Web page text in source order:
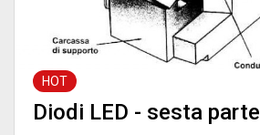
HOT
Diodi LED - sesta parte